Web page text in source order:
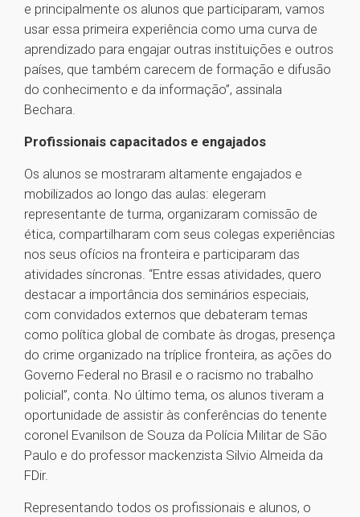
e principalmente os alunos que participaram, vamos
usar essa primeira experiência como uma curva de
aprendizado para engajar outras instituições e outros
países, que também carecem de formação e difusão
do conhecimento e da informação”, assinala
Bechara.
Profissionais capacitados e engajados
Os alunos se mostraram altamente engajados e
mobilizados ao longo das aulas: elegeram
representante de turma, organizaram comissão de
ética, compartilharam com seus colegas experiências
nos seus ofícios na fronteira e participaram das
atividades síncronas. “Entre essas atividades, quero
destacar a importância dos seminários especiais,
com convidados externos que debateram temas
como política global de combate às drogas, presença
do crime organizado na tríplice fronteira, as ações do
Governo Federal no Brasil e o racismo no trabalho
policial”, conta. No último tema, os alunos tiveram a
oportunidade de assistir às conferências do tenente
coronel Evanilson de Souza da Polícia Militar de São
Paulo e do professor mackenzista Silvio Almeida da
FDir.
Representando todos os profissionais e alunos, o